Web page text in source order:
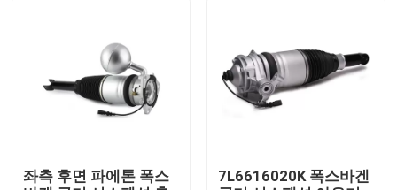
우리 에 관한 것
품질 관리
좌측 후면 파에톤 폭스
7L6616020K 폭스바겐